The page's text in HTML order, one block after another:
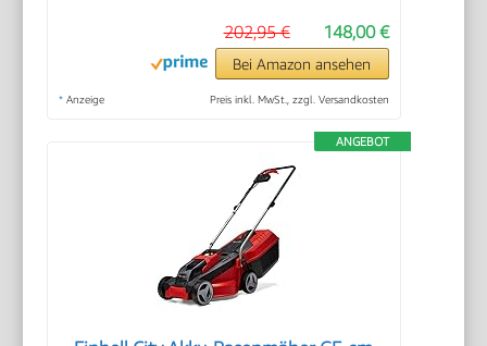
148,00 €
202,95 €
Bei Amazon ansehen
* Anzeige Preis inkl. MwSt., zzgl. Versandkosten
ANGEBOT